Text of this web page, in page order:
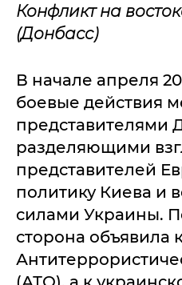
Конфликт на
(Донбасс)
В начале апреля
боевые действия
представителями
разделяющими
представителей
политику Киева и
силами Украины.
сторона объявила